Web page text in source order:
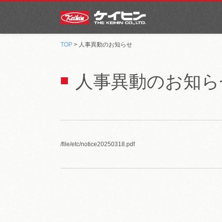
TOP > 人事異動のお知らせ
人事異動のお知
/file/etc/notice20250318.pdf